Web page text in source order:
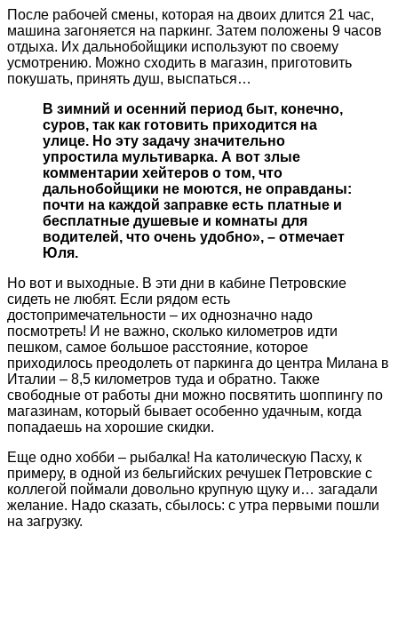
После рабочей смены, которая на двоих длится 21 час,
машина загоняется на паркинг. Затем положены 9 часов
отдыха. Их дальнобойщики используют по своему
усмотрению. Можно сходить в магазин, приготовить
покушать, принять душ, выспаться…
В зимний и осенний период быт, конечно,
суров, так как готовить приходится на
улице. Но эту задачу значительно
упростила мультиварка. А вот злые
комментарии хейтеров о том, что
дальнобойщики не моются, не оправданы:
почти на каждой заправке есть платные и
бесплатные душевые и комнаты для
водителей, что очень удобно», – отмечает
Юля.
Но вот и выходные. В эти дни в кабине Петровские
сидеть не любят. Если рядом есть
достопримечательности – их однозначно надо
посмотреть! И не важно, сколько километров идти
пешком, самое большое расстояние, которое
приходилось преодолеть от паркинга до центра Милана в
Италии – 8,5 километров туда и обратно. Также
свободные от работы дни можно посвятить шоппингу по
магазинам, который бывает особенно удачным, когда
попадаешь на хорошие скидки.
Еще одно хобби – рыбалка! На католическую Пасху, к
примеру, в одной из бельгийских речушек Петровские с
коллегой поймали довольно крупную щуку и… загадали
желание. Надо сказать, сбылось: с утра первыми пошли
на загрузку.